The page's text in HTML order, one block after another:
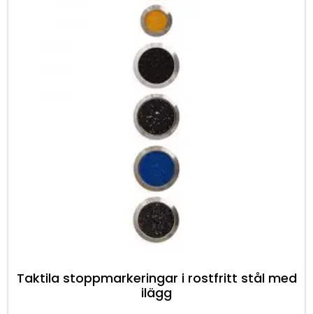
Taktila stoppmarkeringar i rostfritt stål med
ilägg